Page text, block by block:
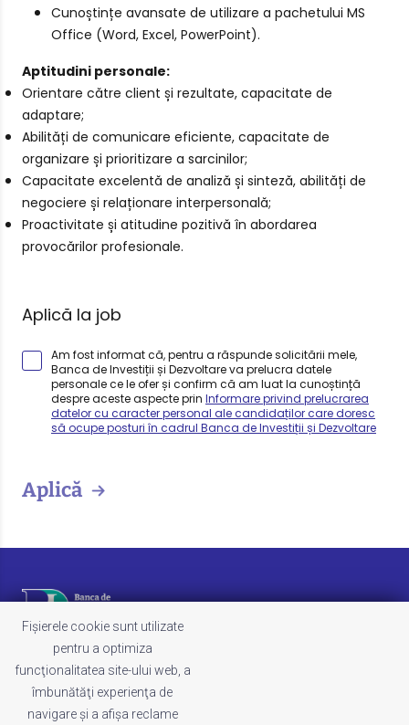
Cunoștințe avansate de utilizare a pachetului MS
Office (Word, Excel, PowerPoint).
Aptitudini personale:
Orientare către client și rezultate, capacitate de
adaptare;
Abilități de comunicare eficiente, capacitate de
organizare și prioritizare a sarcinilor;
Capacitate excelentă de analiză și sinteză, abilități de
negociere și relaționare interpersonală;
Proactivitate și atitudine pozitivă în abordarea
provocărilor profesionale.
Aplică la job
Am fost informat că, pentru a răspunde solicitării mele,
Banca de Investiții și Dezvoltare va prelucra datele
personale ce le ofer și confirm că am luat la cunoștință
despre aceste aspecte prin Informare privind prelucrarea
datelor cu caracter personal ale candidaților care doresc
să ocupe posturi în cadrul Banca de Investiții și Dezvoltare
Aplică
LEGAL
Termeni și condiții
Fișierele cookie sunt utilizate
pentru a optimiza
funcţionalitatea site-ului web, a
îmbunătăţi experienţa de
navigare şi a afişa reclame